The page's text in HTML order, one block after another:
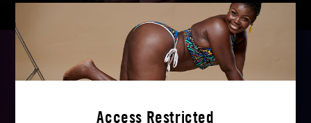
Access Restricted
LESBIENNE